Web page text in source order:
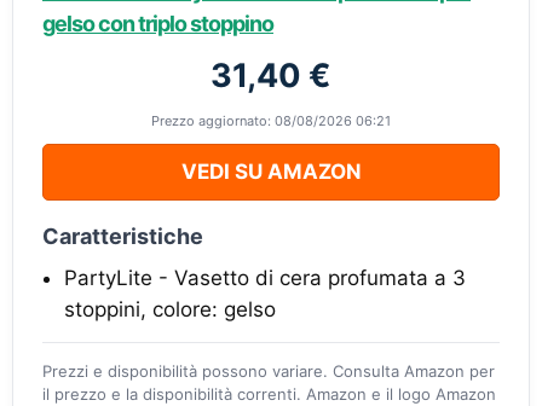
gelso con triplo stoppino
31,40 €
Prezzo aggiornato: 08/08/2026 06:21
VEDI SU AMAZON
Caratteristiche
PartyLite - Vasetto di cera profumata a 3
stoppini, colore: gelso
Prezzi e disponibilità possono variare. Consulta Amazon per
il prezzo e la disponibilità correnti. Amazon e il logo Amazon